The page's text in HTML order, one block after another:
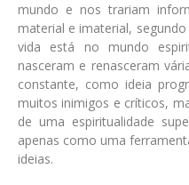
mundo e nos trariam
material e imaterial,
vida está no mundo
nasceram e renasceram
constante, como ideia
muitos inimigos e críticos,
de uma espiritualidade
apenas como uma
ideias.